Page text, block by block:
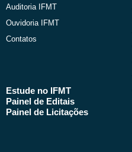
Auditoria IFMT
Ouvidoria IFMT
Contatos
Estude no IFMT
Painel de Editais
Painel de Licitações